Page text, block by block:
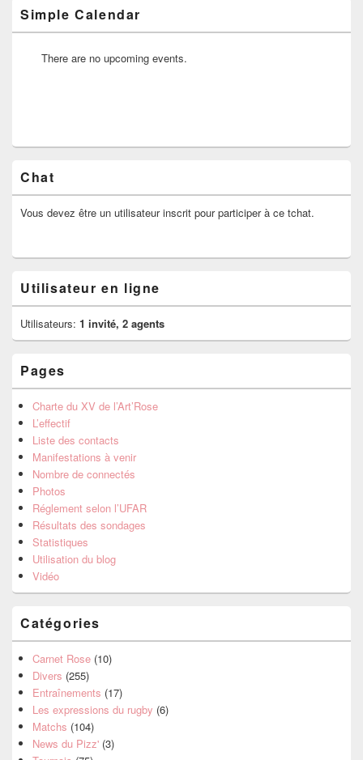
Simple Calendar
There are no upcoming events.
Chat
Vous devez être un utilisateur inscrit pour participer à ce tchat.
Utilisateur en ligne
Utilisateurs: 1 invité, 2 agents
Pages
Charte du XV de l’Art’Rose
L’effectif
Liste des contacts
Manifestations à venir
Nombre de connectés
Photos
Réglement selon l’UFAR
Résultats des sondages
Statistiques
Utilisation du blog
Vidéo
Catégories
Carnet Rose (10)
Divers (255)
Entraînements (17)
Les expressions du rugby (6)
Matchs (104)
News du Pizz' (3)